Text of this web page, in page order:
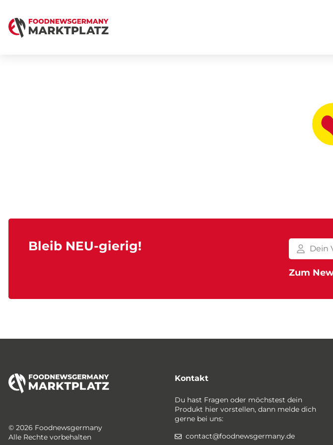
Bleib NEU-gierig!
© 2026 Foodnewsgermany
Alle Rechte vorbehalten
Kontakt
Du hast Fragen oder möchstest dein
Produkt hier vorstellen, dann melde dich
gerne bei uns:
contact@foodnewsgermany.de